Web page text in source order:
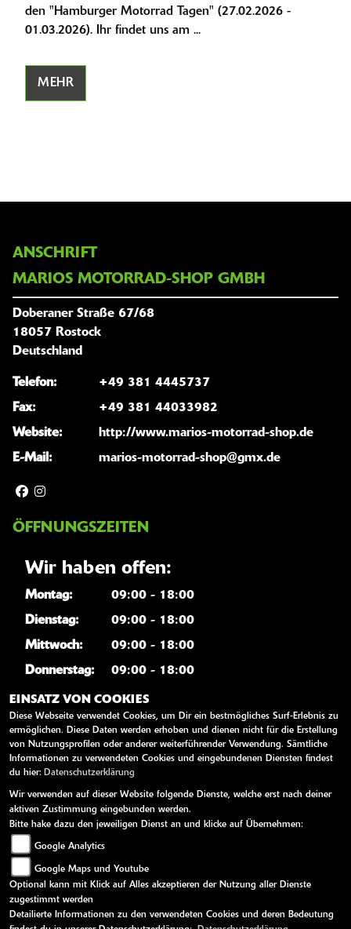
den "Hamburger Motorrad Tagen" (27.02.2026 -
01.03.2026). Ihr findet uns am ...
MEHR
ANSCHRIFT
MARIOS MOTORRAD-SHOP GMBH
Doberaner Straße 67/68
18057 Rostock
Deutschland
Telefon:
+49 381 4445737
Fax:
+49 381 44033982
Website:
http://www.marios-motorrad-shop.de
E-Mail:
marios-motorrad-shop@gmx.de
ÖFFNUNGSZEITEN
Wir haben offen:
Montag:
09:00 - 18:00
Dienstag:
09:00 - 18:00
Mittwoch:
09:00 - 18:00
Donnerstag:
09:00 - 18:00
Freitag:
09:00 - 18:00
Samstag:
09:00 - 12:00
Sonntag:
geschlossen
WEITERE LINKS
Kawasaki News
Kawasaki Handbücher
Kawasaki Bekleidung
Kawasaki Merchandise
EINSATZ VON COOKIES
Diese Webseite verwendet Cookies, um Dir ein bestmögliches Surf-Erlebnis zu
ermöglichen. Diese Daten werden erhoben und dienen nicht für die Erstellung
von Nutzungsprofilen oder anderer weiterführender Verwendung. Sämtliche
Informationen zu verwendeten Cookies und eingebundenen Diensten findest
du hier: Datenschutzerklärung
Wir verwenden auf dieser Website folgende Dienste, welche erst nach deiner
aktiven Zustimmung eingebunden werden.
Bitte hake dazu den jeweiligen Dienst an und klicke auf Übernehmen:
Google Analytics
Google Maps und Youtube
Optional kann mit Klick auf Alles akzeptieren der Nutzung aller Dienste
zugestimmt werden
Detailierte Informationen zu den verwendeten Cookies und deren Bedeutung